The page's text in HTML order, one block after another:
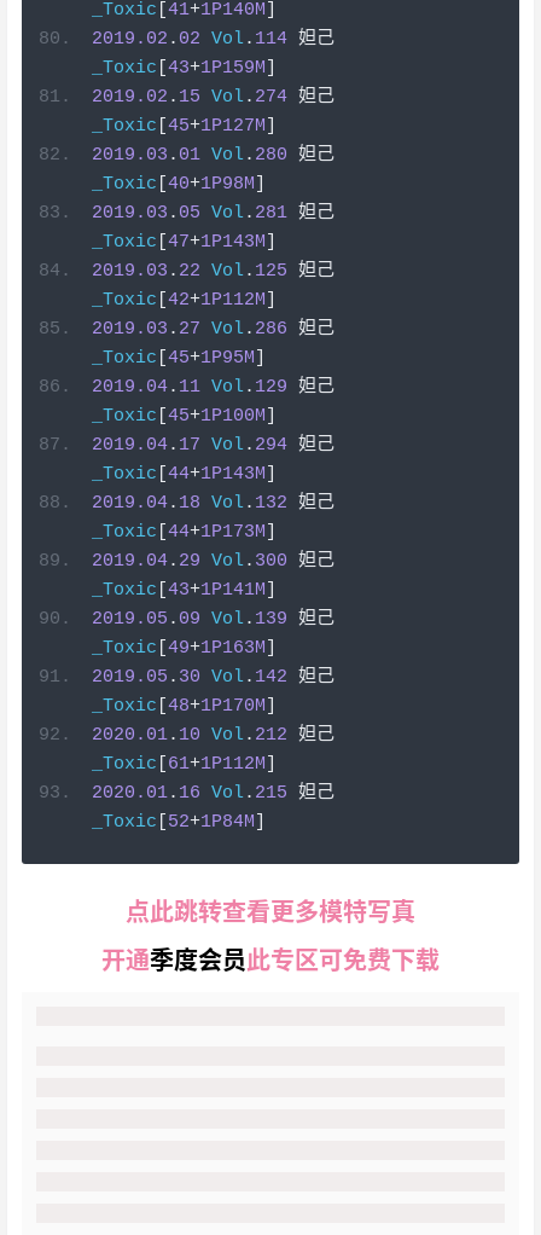
_Toxic 41+1P140M
2019.02 . 02 Vol. 114 妲己
_Toxic 43+1P159M
2019.02 . 15 Vol. 274 妲己
_Toxic 45+1P127M
2019.03 . 01 Vol. 280 妲己
_Toxic 40+1P98M
2019.03 . 05 Vol. 281 妲己
_Toxic 47+1P143M
2019.03 . 22 Vol. 125 妲己
_Toxic 42+1P112M
2019.03 . 27 Vol. 286 妲己
_Toxic 45+1P95M
2019.04. 11 Vol. 129 妲己
_Toxic 45+1P100M
2019.04. 17 Vol. 294 妲己
_Toxic 44+1P143M
2019.04. 18 Vol. 132 妲己
_Toxic 44+1P173M
2019.04. 29 Vol. 300 妲己
_Toxic 43+1P141M
2019.05 . 09 Vol. 139 妲己
_Toxic 49+1P163M
2019.05 . 30 Vol. 142 妲己
_Toxic 48+1P170M
2020.01. 10 Vol. 212 妲己
_Toxic
61+1P112M
2020.01. 16 Vol. 215 妲己
_Toxic
52+1P84M
点此跳转查看更多模特写真
开通季度会员此专区可免费下载